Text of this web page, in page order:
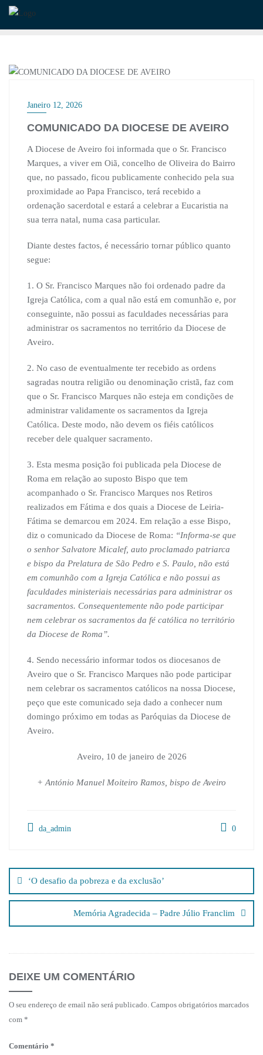
Skip
Janeiro 12, 2026
COMUNICADO DA DIOCESE DE AVEIRO
A Diocese de Aveiro foi informada que o Sr. Francisco
Marques, a viver em Oiã, concelho de Oliveira do Bairro
que, no passado, ficou publicamente conhecido pela sua
proximidade ao Papa Francisco, terá recebido a
ordenação sacerdotal e estará a celebrar a Eucaristia na
sua terra natal, numa casa particular.
Diante destes factos, é necessário tornar público quanto
segue:
1. O Sr. Francisco Marques não foi ordenado padre da
Igreja Católica, com a qual não está em comunhão e, por
conseguinte, não possui as faculdades necessárias para
administrar os sacramentos no território da Diocese de
Aveiro.
2. No caso de eventualmente ter recebido as ordens
sagradas noutra religião ou denominação cristã, faz com
que o Sr. Francisco Marques não esteja em condições de
administrar validamente os sacramentos da Igreja
Católica. Deste modo, não devem os fiéis católicos
receber dele qualquer sacramento.
3. Esta mesma posição foi publicada pela Diocese de
Roma em relação ao suposto Bispo que tem
acompanhado o Sr. Francisco Marques nos Retiros
realizados em Fátima e dos quais a Diocese de Leiria-
Fátima se demarcou em 2024. Em relação a esse Bispo,
diz o comunicado da Diocese de Roma: “Informa-se que
o senhor Salvatore Micalef, auto proclamado patriarca
e bispo da Prelatura de São Pedro e S. Paulo, não está
em comunhão com a Igreja Católica e não possui as
faculdades ministeriais necessárias para administrar os
sacramentos. Consequentemente não pode participar
nem celebrar os sacramentos da fé católica no território
da Diocese de Roma”.
4. Sendo necessário informar todos os diocesanos de
Aveiro que o Sr. Francisco Marques não pode participar
nem celebrar os sacramentos católicos na nossa Diocese,
peço que este comunicado seja dado a conhecer num
domingo próximo em todas as Paróquias da Diocese de
Aveiro.
Aveiro, 10 de janeiro de 2026
+ António Manuel Moiteiro Ramos, bispo de Aveiro
da_admin 0
de
artigos
‘O desafio da pobreza e da exclusão’
Memória Agradecida – Padre Júlio Franclim
DEIXE UM COMENTÁRIO
O seu endereço de email não será publicado. Campos obrigatórios marcados
com *
Comentário *